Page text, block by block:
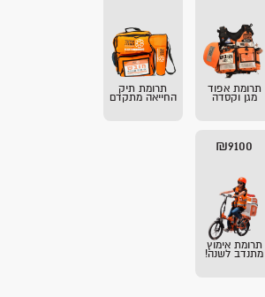
תרומת אפוד
מגן וקסדה
תרומת תיק
החייאה מתקדם
₪9100
תרומת אימוץ
מתנדב לשנה!